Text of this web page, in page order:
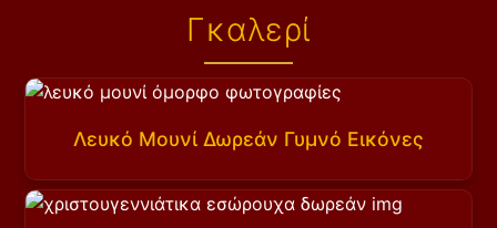
Γκαλερί
Λευκό Μουνί Δωρεάν Γυμνό Εικόνες